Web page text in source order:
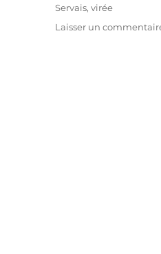
Servais,virée
Laisser un